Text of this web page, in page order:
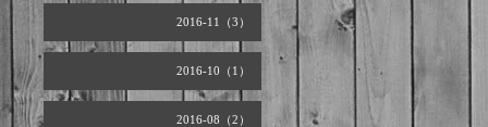
2016-11（3）
2016-10（1）
2016-08（2）